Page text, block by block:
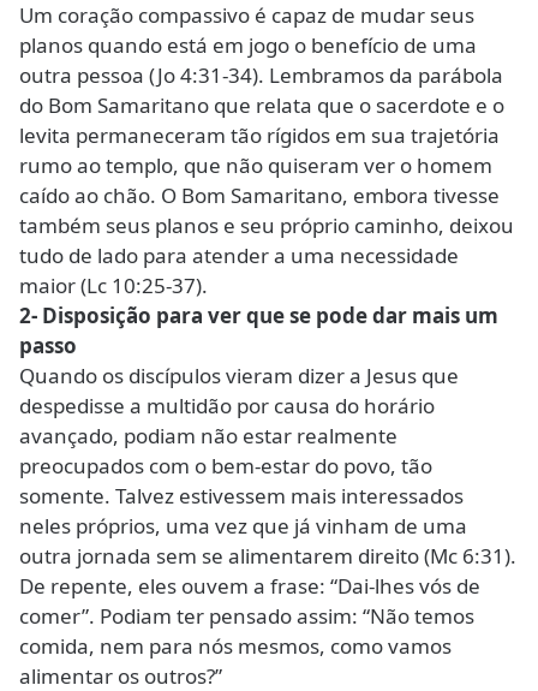
Um coração compassivo é capaz de mudar seus
planos quando está em jogo o benefício de uma
outra pessoa (Jo 4:31-34). Lembramos da parábola
do Bom Samaritano que relata que o sacerdote e o
levita permaneceram tão rígidos em sua trajetória
rumo ao templo, que não quiseram ver o homem
caído ao chão. O Bom Samaritano, embora tivesse
também seus planos e seu próprio caminho, deixou
tudo de lado para atender a uma necessidade
maior (Lc 10:25-37).
2- Disposição para ver que se pode dar mais um
passo
Quando os discípulos vieram dizer a Jesus que
despedisse a multidão por causa do horário
avançado, podiam não estar realmente
preocupados com o bem-estar do povo, tão
somente. Talvez estivessem mais interessados
neles próprios, uma vez que já vinham de uma
outra jornada sem se alimentarem direito (Mc 6:31).
De repente, eles ouvem a frase: “Dai-lhes vós de
comer”. Podiam ter pensado assim: “Não temos
comida, nem para nós mesmos, como vamos
alimentar os outros?”